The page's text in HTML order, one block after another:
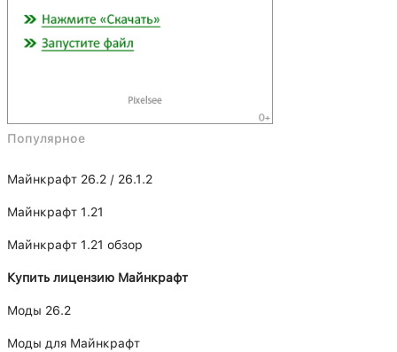
Популярное
Майнкрафт 26.2 / 26.1.2
Майнкрафт 1.21
Майнкрафт 1.21 обзор
Купить лицензию Майнкрафт
Моды 26.2
Моды для Майнкрафт